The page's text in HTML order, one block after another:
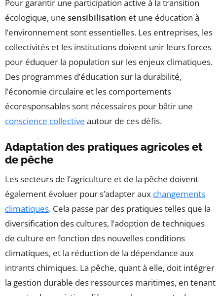
Pour garantir une participation active à la transition
écologique, une sensibilisation et une éducation à
l’environnement sont essentielles. Les entreprises, les
collectivités et les institutions doivent unir leurs forces
pour éduquer la population sur les enjeux climatiques.
Des programmes d’éducation sur la durabilité,
l’économie circulaire et les comportements
écoresponsables sont nécessaires pour bâtir une
conscience collective autour de ces défis.
Adaptation des pratiques agricoles et
de pêche
Les secteurs de l’agriculture et de la pêche doivent
également évoluer pour s’adapter aux changements
climatiques. Cela passe par des pratiques telles que la
diversification des cultures, l’adoption de techniques
de culture en fonction des nouvelles conditions
climatiques, et la réduction de la dépendance aux
intrants chimiques. La pêche, quant à elle, doit intégrer
la gestion durable des ressources maritimes, en tenant